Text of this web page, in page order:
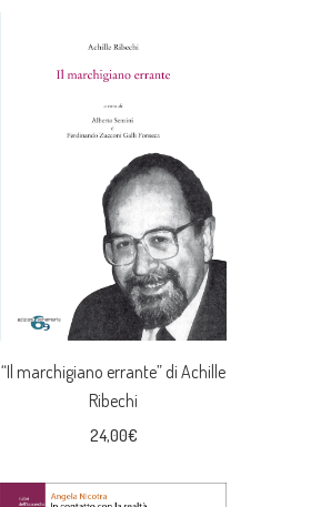
“Il marchigiano errante” di Achille
Ribechi
24,00€